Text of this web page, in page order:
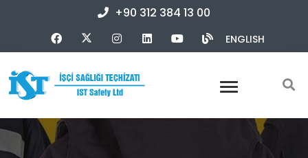
+90 312 384 13 00
ENGLISH